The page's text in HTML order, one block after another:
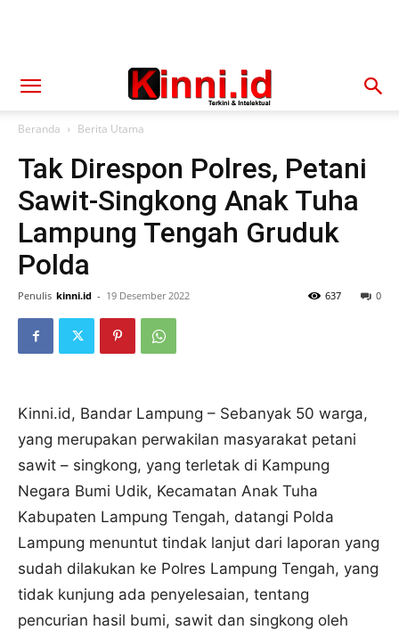
Beranda Berita Utama
Tak Direspon Polres, Petani
Sawit-Singkong Anak Tuha
Lampung Tengah Gruduk
Polda
Penulis kinni.id - 19 Desember 2022 0
637
Kinni.id, Bandar Lampung – Sebanyak 50 warga,
yang merupakan perwakilan masyarakat petani
sawit – singkong, yang terletak di Kampung
Negara Bumi Udik, Kecamatan Anak Tuha
Kabupaten Lampung Tengah, datangi Polda
Lampung menuntut tindak lanjut dari laporan yang
sudah dilakukan ke Polres Lampung Tengah, yang
tidak kunjung ada penyelesaian, tentang
pencurian hasil bumi, sawit dan singkong oleh